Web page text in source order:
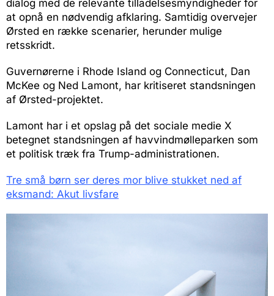
dialog med de relevante tilladelsesmyndigheder for
at opnå en nødvendig afklaring. Samtidig overvejer
Ørsted en række scenarier, herunder mulige
retsskridt.
Guvernørerne i Rhode Island og Connecticut, Dan
McKee og Ned Lamont, har kritiseret standsningen
af Ørsted-projektet.
Lamont har i et opslag på det sociale medie X
betegnet standsningen af havvindmølleparken som
et politisk træk fra Trump-administrationen.
Tre små børn ser deres mor blive stukket ned af
eksmand: Akut livsfare